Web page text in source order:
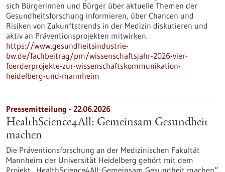
sich Bürgerinnen und Bürger über aktuelle Themen der
Gesundheitsforschung informieren, über Chancen und
Risiken von Zukunftstrends in der Medizin diskutieren und
aktiv an Präventionsprojekten mitwirken.
https://www.gesundheitsindustrie-
bw.de/fachbeitrag/pm/wissenschaftsjahr-2026-vier-
foerderprojekte-zur-wissenschaftskommunikation-
heidelberg-und-mannheim
Pressemitteilung - 22.06.2026
HealthScience4All: Gemeinsam Gesundheit
machen
Die Präventionsforschung an der Medizinischen Fakultät
Mannheim der Universität Heidelberg gehört mit dem
Projekt „HealthScience4All: Gemeinsam Gesundheit machen“